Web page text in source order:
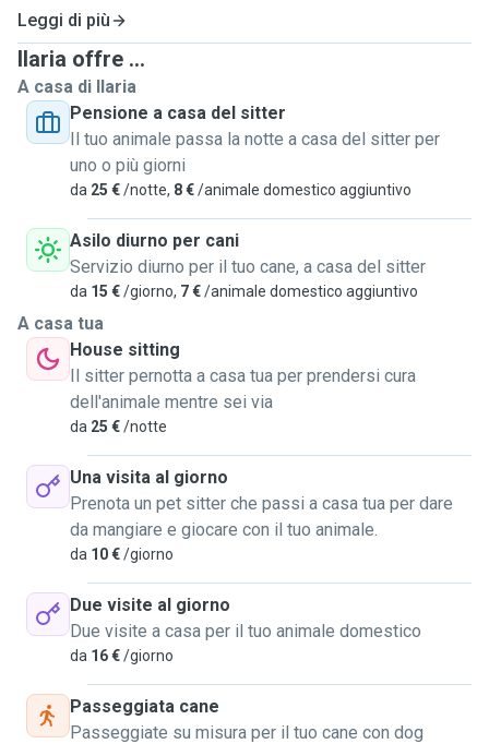
*Servizi a casa mia*: ospito cani e gatti in un ambiente
sereno, pulito e accogliente. Vivo in un appartamento
spazioso con aree relax, senza altri animali, quindi perfetto
per chi ha bisogno di tranquillità. Gli ospiti avranno
passeggiate quotidiane, momenti di gioco e tanto affetto.
*Esperienza*: ho fatto spesso la dog sitter per amici e
conoscenti, occupandomi sia di cuccioli pieni di energia che
di cani anziani e più delicati. Sono attenta alle abitudini di
ogni animale, ai ritmi alimentari e ai bisogni specifici. Ho
dimestichezza anche con le medicine orali, se necessario.
Sono disponibile durante la settimana e nei weekend, per
soggiorni brevi o lunghi, anche a domicilio. Vivo a Torino ma
sono flessibile negli spostamenti.
Quello che mi distingue è l'amore sincero per gli animali, la
responsabilità e la dolcezza con cui riesco a conquistare
anche I più timidi.
Leggi di più
Ilaria offre ...
A casa di Ilaria
Pensione a casa del sitter
Il tuo animale passa la notte a casa del sitter per
uno o più giorni
da 25 €/notte, 8 €/animale domestico aggiuntivo
Asilo diurno per cani
Servizio diurno per il tuo cane, a casa del sitter
da 15 €/giorno, 7 €/animale domestico aggiuntivo
A casa tua
House sitting
Il sitter pernotta a casa tua per prendersi cura
dell'animale mentre sei via
da 25 €/notte
Una visita al giorno
Prenota un pet sitter che passi a casa tua per dare
da mangiare e giocare con il tuo animale.
da 10 €/giorno
Due visite al giorno
Due visite a casa per il tuo animale domestico
da 16 €/giorno
Passeggiata cane
Passeggiate su misura per il tuo cane con dog